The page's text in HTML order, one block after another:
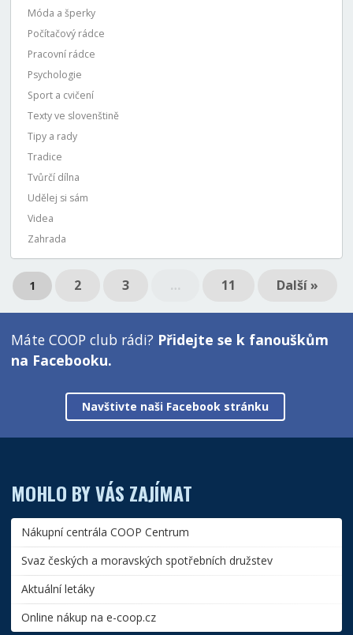
Móda a šperky
Počítačový rádce
Pracovní rádce
Psychologie
Sport a cvičení
Texty ve slovenštině
Tipy a rady
Tradice
Tvůrčí dílna
Udělej si sám
Videa
Zahrada
1 2 3 … 11 Další »
Máte COOP club rádi? Přidejte se k fanouškům
na Facebooku.
Navštivte naši Facebook stránku
MOHLO BY VÁS ZAJÍMAT
Nákupní centrála COOP Centrum
Svaz českých a moravských spotřebních družstev
Aktuální letáky
Online nákup na e-coop.cz